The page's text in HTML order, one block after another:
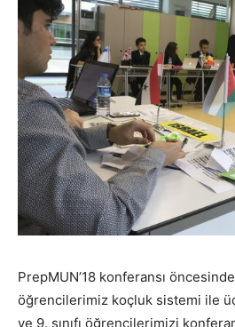
PrepMUN’18 konferansı
öğrencilerimiz koçluk sistemi ile
ve 9. sınıfı öğrencilerimizi